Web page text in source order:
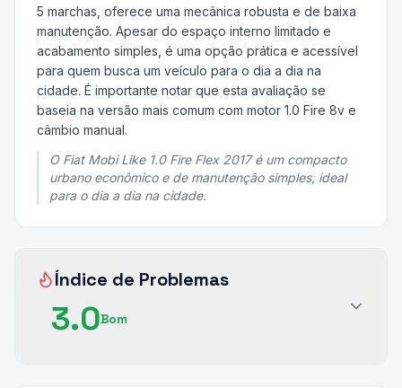
5 marchas, oferece uma mecânica robusta e de baixa
manutenção. Apesar do espaço interno limitado e
acabamento simples, é uma opção prática e acessível
para quem busca um veículo para o dia a dia na
cidade. É importante notar que esta avaliação se
baseia na versão mais comum com motor 1.0 Fire 8v e
câmbio manual.
O Fiat Mobi Like 1.0 Fire Flex 2017 é um compacto
urbano econômico e de manutenção simples, ideal
para o dia a dia na cidade.
Índice de Problemas
3.0Bom